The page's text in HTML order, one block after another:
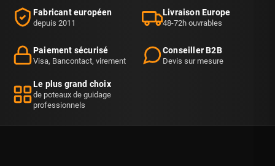
Fabricant européen
depuis 2011
Livraison Europe
48-72h ouvrables
Paiement sécurisé
Visa, Bancontact, virement
Conseiller B2B
Devis sur mesure
Le plus grand choix
de poteaux de guidage
professionnels